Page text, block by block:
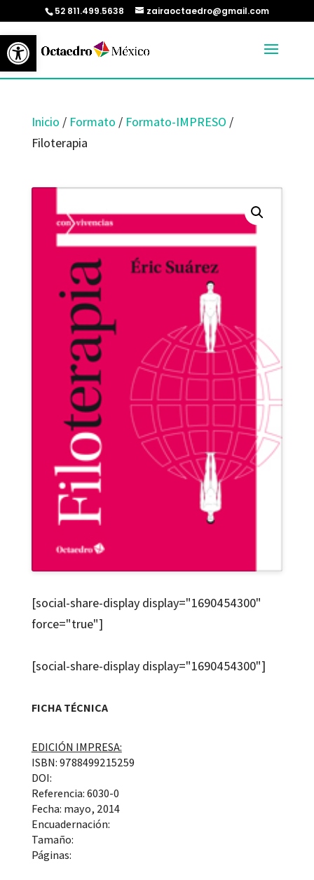
Abrir barra de herramientas
52 811.499.5638 zairaoctaedro@gmail.com
Inicio / Formato / Formato-IMPRESO /
Filoterapia
[social-share-display display="1690454300"
force="true"]
[social-share-display display="1690454300"]
FICHA TÉCNICA
EDICIÓN IMPRESA:
ISBN: 9788499215259
DOI:
Referencia: 6030-0
Fecha: mayo, 2014
Encuadernación:
Tamaño:
Páginas: